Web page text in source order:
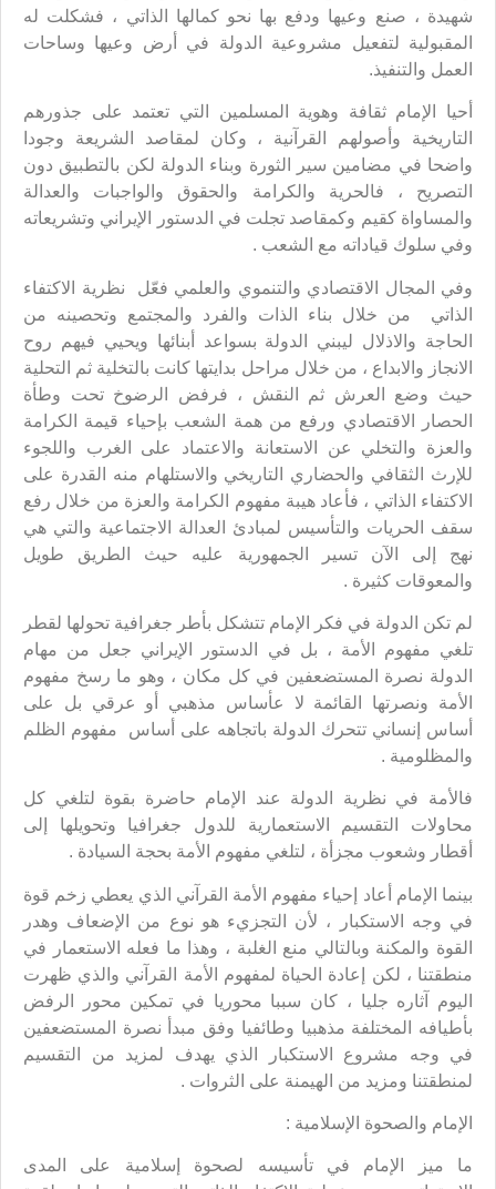
شهيدة ، صنع وعيها ودفع بها نحو كمالها الذاتي ، فشكلت له
المقبولية لتفعيل مشروعية الدولة في أرض وعيها وساحات
العمل والتنفيذ.
أحيا الإمام ثقافة وهوية المسلمين التي تعتمد على جذورهم
التاريخية وأصولهم القرآنية ، وكان لمقاصد الشريعة وجودا
واضحا في مضامين سير الثورة وبناء الدولة لكن بالتطبيق دون
التصريح ، فالحرية والكرامة والحقوق والواجبات والعدالة
والمساواة كقيم وكمقاصد تجلت في الدستور الإيراني وتشريعاته
وفي سلوك قياداته مع الشعب .
وفي المجال الاقتصادي والتنموي والعلمي فعّل نظرية الاكتفاء
الذاتي من خلال بناء الذات والفرد والمجتمع وتحصينه من
الحاجة والاذلال ليبني الدولة بسواعد أبنائها ويحيي فيهم روح
الانجاز والابداع ، من خلال مراحل بدايتها كانت بالتخلية ثم التحلية
حيث وضع العرش ثم النقش ، فرفض الرضوخ تحت وطأة
الحصار الاقتصادي ورفع من همة الشعب بإحياء قيمة الكرامة
والعزة والتخلي عن الاستعانة والاعتماد على الغرب واللجوء
للإرث الثقافي والحضاري التاريخي والاستلهام منه القدرة على
الاكتفاء الذاتي ، فأعاد هيبة مفهوم الكرامة والعزة من خلال رفع
سقف الحريات والتأسيس لمبادئ العدالة الاجتماعية والتي هي
نهج إلى الآن تسير الجمهورية عليه حيث الطريق طويل
والمعوقات كثيرة .
لم تكن الدولة في فكر الإمام تتشكل بأطر جغرافية تحولها لقطر
تلغي مفهوم الأمة ، بل في الدستور الإيراني جعل من مهام
الدولة نصرة المستضعفين في كل مكان ، وهو ما رسخ مفهوم
الأمة ونصرتها القائمة لا عأساس مذهبي أو عرقي بل على
أساس إنساني تتحرك الدولة باتجاهه على أساس مفهوم الظلم
والمظلومية .
فالأمة في نظرية الدولة عند الإمام حاضرة بقوة لتلغي كل
محاولات التقسيم الاستعمارية للدول جغرافيا وتحويلها إلى
أقطار وشعوب مجزأة ، لتلغي مفهوم الأمة بحجة السيادة .
بينما الإمام أعاد إحياء مفهوم الأمة القرآني الذي يعطي زخم قوة
في وجه الاستكبار ، لأن التجزيء هو نوع من الإضعاف وهدر
القوة والمكنة وبالتالي منع الغلبة ، وهذا ما فعله الاستعمار في
منطقتنا ، لكن إعادة الحياة لمفهوم الأمة القرآني والذي ظهرت
اليوم آثاره جليا ، كان سببا محوريا في تمكين محور الرفض
بأطيافه المختلفة مذهبيا وطائفيا وفق مبدأ نصرة المستضعفين
في وجه مشروع الاستكبار الذي يهدف لمزيد من التقسيم
لمنطقتنا ومزيد من الهيمنة على الثروات .
الإمام والصحوة الإسلامية :
ما ميز الإمام في تأسيسه لصحوة إسلامية على المدى